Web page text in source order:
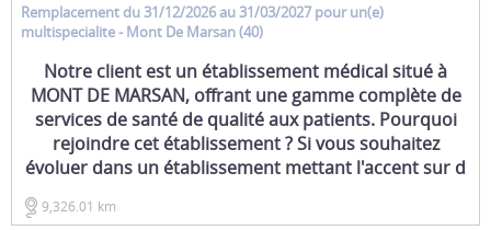
Remplacement du 31/12/2026 au 31/03/2027 pour un(e)
multispecialite- Mont De Marsan (40)
Notre client est un établissement médical situé à
MONT DE MARSAN, offrant une gamme complète de
services de santé de qualité aux patients. Pourquoi
rejoindre cet établissement ? Si vous souhaitez
évoluer dans un établissement mettant l'accent sur d
9,326.01 km